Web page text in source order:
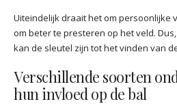
Uiteindelijk draait het om persoonlijke
om beter te presteren op het veld.
kan de sleutel zijn tot het vinden van
Verschillende soorten
hun invloed op de bal